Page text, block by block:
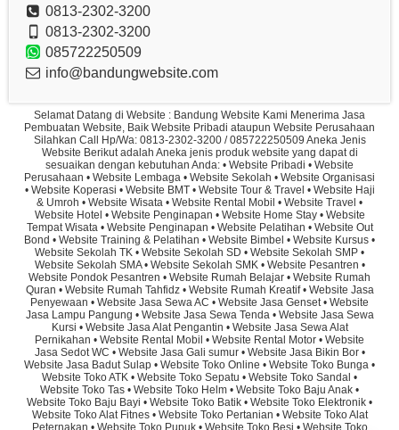
0813-2302-3200
0813-2302-3200
085722250509
info@bandungwebsite.com
Selamat Datang di Website : Bandung Website Kami Menerima Jasa
Pembuatan Website, Baik Website Pribadi ataupun Website Perusahaan
Silahkan Call Hp/Wa: 0813-2302-3200 / 085722250509 Aneka Jenis
Website Berikut adalah Aneka jenis produk website yang dapat di
sesuaikan dengan kebutuhan Anda: • Website Pribadi • Website
Perusahaan • Website Lembaga • Website Sekolah • Website Organisasi
• Website Koperasi • Website BMT • Website Tour & Travel • Website Haji
& Umroh • Website Wisata • Website Rental Mobil • Website Travel •
Website Hotel • Website Penginapan • Website Home Stay • Website
Tempat Wisata • Website Penginapan • Website Pelatihan • Website Out
Bond • Website Training & Pelatihan • Website Bimbel • Website Kursus •
Website Sekolah TK • Website Sekolah SD • Website Sekolah SMP •
Website Sekolah SMA • Website Sekolah SMK • Website Pesantren •
Website Pondok Pesantren • Website Rumah Belajar • Website Rumah
Quran • Website Rumah Tahfidz • Website Rumah Kreatif • Website Jasa
Penyewaan • Website Jasa Sewa AC • Website Jasa Genset • Website
Jasa Lampu Pangung • Website Jasa Sewa Tenda • Website Jasa Sewa
Kursi • Website Jasa Alat Pengantin • Website Jasa Sewa Alat
Pernikahan • Website Rental Mobil • Website Rental Motor • Website
Jasa Sedot WC • Website Jasa Gali sumur • Website Jasa Bikin Bor •
Website Jasa Badut Sulap • Website Toko Online • Website Toko Bunga •
Website Toko ATK • Website Toko Sepatu • Website Toko Sandal •
Website Toko Tas • Website Toko Helm • Website Toko Baju Anak •
Website Toko Baju Bayi • Website Toko Batik • Website Toko Elektronik •
Website Toko Alat Fitnes • Website Toko Pertanian • Website Toko Alat
Peternakan • Website Toko Pupuk • Website Toko Besi • Website Toko